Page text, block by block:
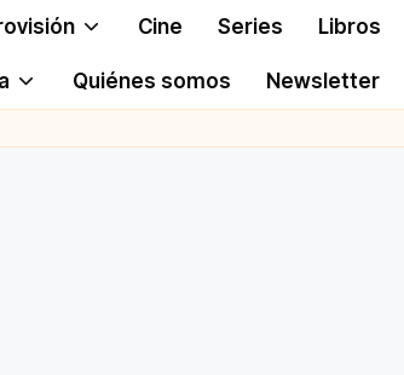
Cine Series Libros
Quiénes somos Newsletter